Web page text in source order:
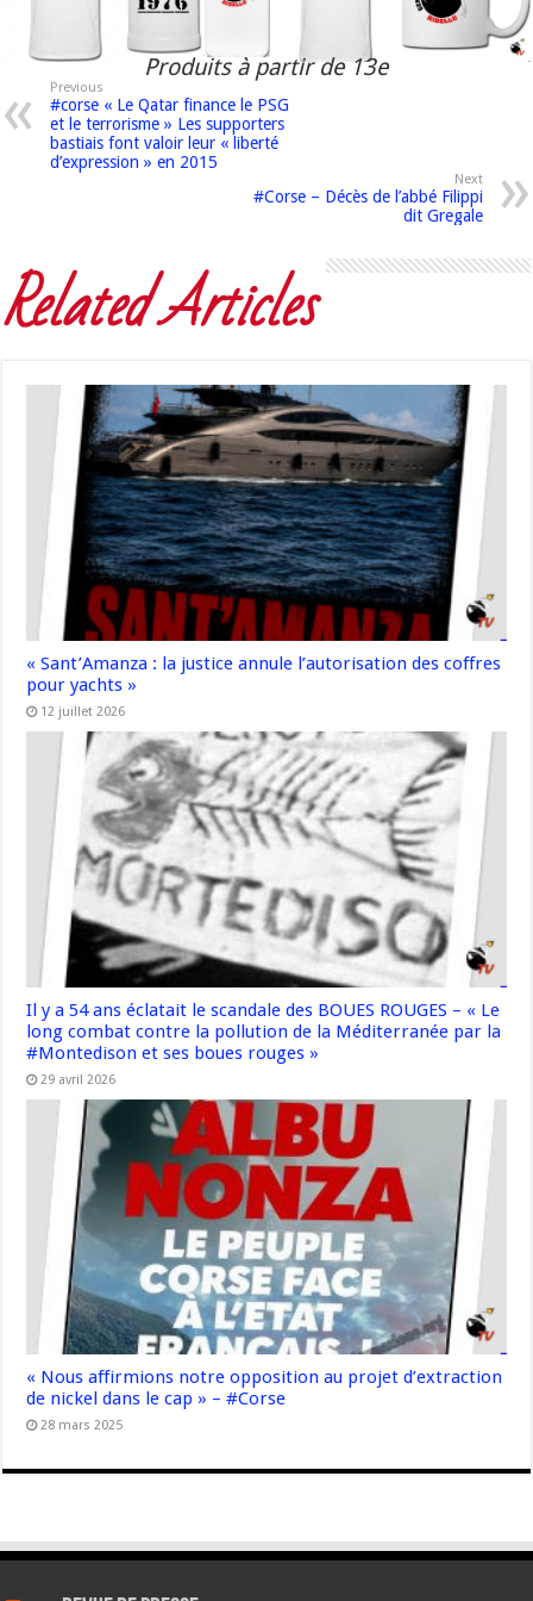
Produits à partir de 13e
Previous
#corse « Le Qatar finance le PSG
et le terrorisme » Les supporters
bastiais font valoir leur « liberté
d’expression » en 2015
Next
#Corse – Décès de l’abbé Filippi
dit Gregale
Related Articles
« Sant’Amanza : la justice annule l’autorisation des coffres
pour yachts »
12 juillet 2026
Il y a 54 ans éclatait le scandale des BOUES ROUGES – « Le
long combat contre la pollution de la Méditerranée par la
#Montedison et ses boues rouges »
29 avril 2026
« Nous affirmions notre opposition au projet d’extraction
de nickel dans le cap » – #Corse
28 mars 2025